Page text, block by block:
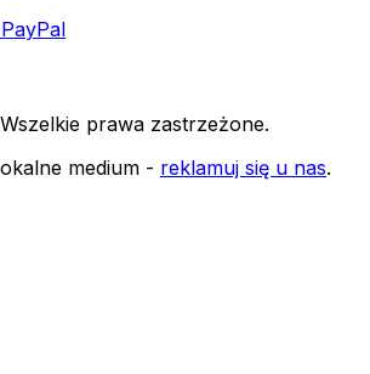
Wszelkie prawa zastrzeżone.
medium - reklamuj się u nas.